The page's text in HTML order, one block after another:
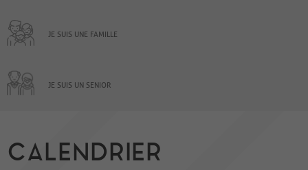
JE SUIS UNE FAMILLE
JE SUIS UN SENIOR
CALENDRIER